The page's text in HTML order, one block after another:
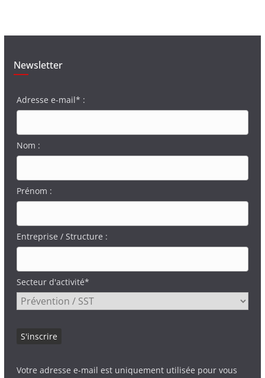
Newsletter
Adresse e-mail* :
Nom :
Prénom :
Entreprise / Structure :
Secteur d'activité*
Votre adresse e-mail est uniquement utilisée pour vous